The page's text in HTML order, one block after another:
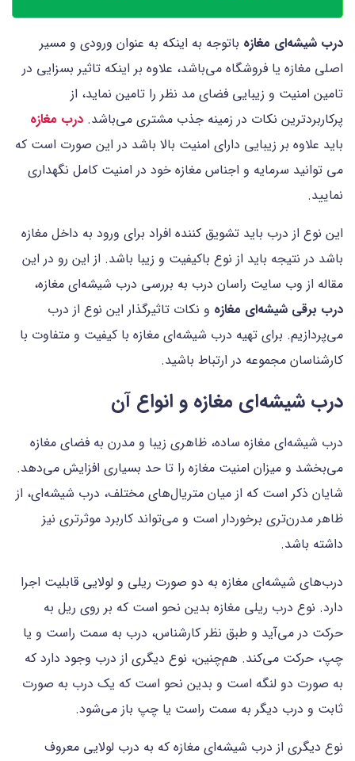
درب شیشه‌ای مغازه باتوجه به اینکه به عنوان ورودی و مسیر
اصلی مغازه یا فروشگاه می‌باشد، علاوه بر اینکه تاثیر بسزایی در
تامین امنیت و زیبایی فضای مد نظر را تامین نماید، از
پرکاربردترین نکات در زمینه جذب مشتری می‌باشد. درب مغازه
باید علاوه بر زیبایی دارای امنیت بالا باشد در این صورت است که
می توانید سرمایه و اجناس مغازه خود در امنیت کامل نگهداری
نمایید.
این نوع از درب باید تشویق کننده افراد برای ورود به داخل مغازه
باشد در نتیجه باید از نوع باکیفیت و زیبا باشد. از این رو در این
مقاله از وب سایت راسان درب به بررسی درب شیشه‌ای مغازه،
درب برقی شیشه‌ای مغازه و نکات تاثیرگذار این نوع از درب
می‌پردازیم. برای تهیه درب‌ شیشه‌ای مغازه با کیفیت و متفاوت با
کارشناسان مجموعه در ارتباط باشید.
درب شیشه‌ای مغازه و انواع آن
درب شیشه‌ای مغازه ساده، ظاهری زیبا و مدرن به فضای مغازه
می‌بخشد و میزان امنیت مغازه را تا حد بسیاری افزایش می‌دهد.
شایان ذکر است که از میان متریال‌های مختلف، درب شیشه‌ای، از
ظاهر مدرن‌تری برخوردار است و می‌تواند کاربرد موثرتری نیز
داشته باشد.
درب‌های شیشه‌ای مغازه به دو صورت ریلی و لولایی قابلیت اجرا
دارد. نوع درب ریلی مغازه بدین نحو است که بر روی ریل به
حرکت در می‌آید و طبق نظر کارشناس، درب به سمت راست و یا
چپ، حرکت می‌کند. هم‌چنین، نوع دیگری از درب وجود دارد که
به صورت دو لنگه است و بدین نحو است که یک درب به صورت
ثابت و درب دیگر به سمت راست یا چپ باز می‌شود.
نوع دیگری از درب شیشه‌ای مغازه که به درب لولایی معروف